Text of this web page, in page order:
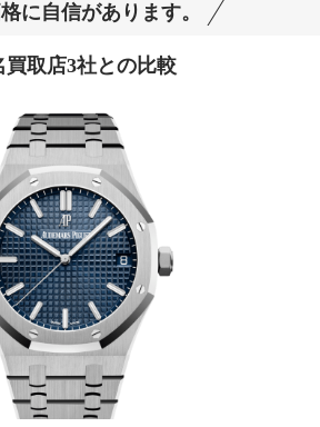
に自信があります。
買取店3社との比較